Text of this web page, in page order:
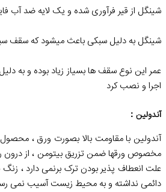
شینگل از قیر فرآوری شده و یک لایه ضد آب
شینگل به دلیل سبکی باعث میشود که سقف
عمر این نوع سقف ها بسیاز زیاد بوده و به
اجرا و نصب کرد
آندولین ：
آندولین با مقاومت بالا بصورت ورق ،
مخصوص ورقها ضمن تزریق بیتومن ، از
علت انعطاف پذیر بودن ترک برنمی دارد ،
دائمی نداشته و به محیط زیست آسیب نمی